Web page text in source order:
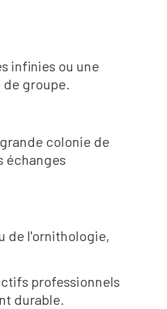
infinies ou une
groupe.
colonie de
échanges
de l'ornithologie,
professionnels
durable.